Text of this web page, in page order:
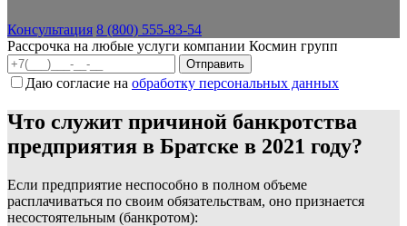
Консультация 8 (800) 555-83-54
Рассрочка на любые услуги компании Космин групп
Даю согласие на обработку персональных данных
Что служит причиной банкротства
предприятия в Братске в 2021 году?
Если предприятие неспособно в полном объеме
расплачиваться по своим обязательствам, оно признается
несостоятельным (банкротом):